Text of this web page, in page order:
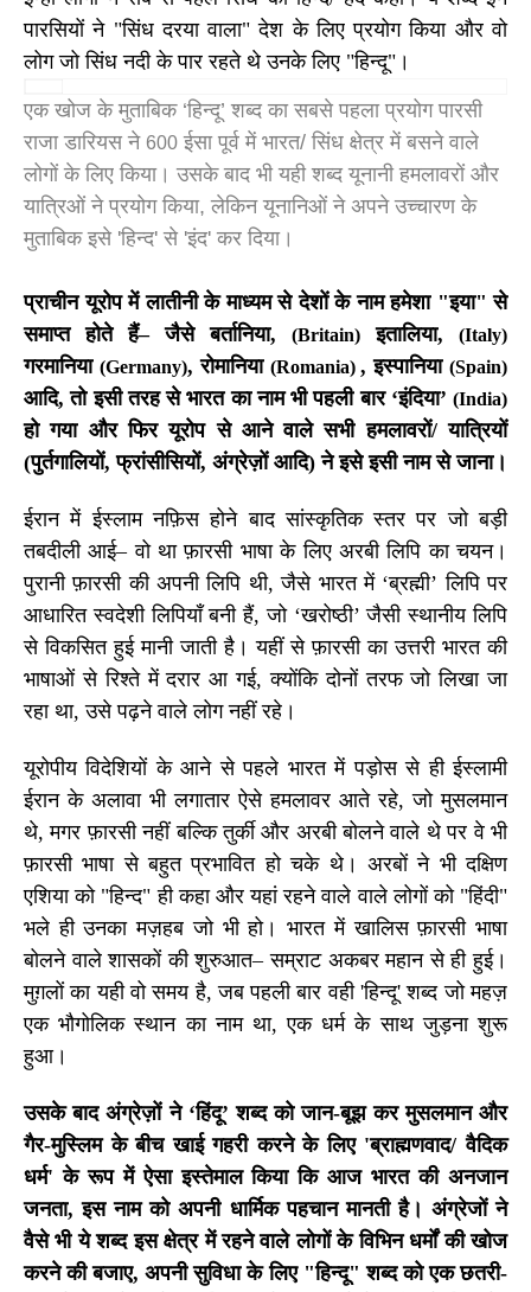
पारसियों ने "सिंध दरया वाला" देश के लिए प्रयोग किया और वो
लोग जो सिंध नदी के पार रहते थे उनके लिए "हिन्दू"।
एक खोज के मुताबिक ‘हिन्दू’ शब्द का सबसे पहला प्रयोग पारसी
राजा डारियस ने 600 ईसा पूर्व में भारत/ सिंध क्षेत्र में बसने वाले
लोगों के लिए किया। उसके बाद भी यही शब्द यूनानी हमलावरों और
यात्रिओं ने प्रयोग किया, लेकिन यूनानिओं ने अपने उच्चारण के
मुताबिक इसे 'हिन्द'से 'इंद'कर दिया।
प्राचीन यूरोप में लातीनी के माध्यम से देशों के नाम हमेशा "इया" से
समाप्त होते हैं– जैसे बर्तानिया, (Britain) इतालिया, (Italy)
गरमानिया (Germany),रोमानिया (Romania) ,इस्पानिया(Spain)
आदि, तो इसी तरह से भारत का नाम भी पहली बार ‘इंदिया’ (India)
हो गया और फिर यूरोप से आने वाले सभी हमलावरों/ यात्रियों
(पुर्तगालियों,फ्रांसीसियों, अंग्रेज़ों आदि) ने इसे इसी नाम से जाना।
ईरान में ईस्लाम नफ़िस होने बाद सांस्कृतिक स्तर पर जो बड़ी
तबदीली आई– वो था फ़ारसी भाषा के लिए अरबी लिपि का चयन।
पुरानी फ़ारसी की अपनी लिपि थी, जैसे भारत में ‘ब्रह्मी’ लिपि पर
आधारित स्वदेशी लिपियाँ बनी हैं,जो ‘खरोष्ठी’ जैसी स्थानीय लिपि
से विकसित हुई मानी जाती है। यहीं से फ़ारसी का उत्तरी भारत की
भाषाओं से रिश्ते में दरार आ गई, क्योंकि दोनों तरफ जो लिखा जा
रहा था, उसे पढ़ने वाले लोग नहीं रहे।
यूरोपीय विदेशियों के आने से पहले भारत में पड़ोस से ही ईस्लामी
ईरान के अलावा भी लगातार ऐसे हमलावर आते रहे, जो मुसलमान
थे, मगर फ़ारसी नहीं बल्कि तुर्की और अरबी बोलने वाले थे पर वे भी
फ़ारसी भाषा से बहुत प्रभावित हो चके थे। अरबों ने भी दक्षिण
एशिया को "हिन्द" ही कहा और यहां रहने वाले वाले लोगों को "हिंदी"
भले ही उनका मज़हब जो भी हो। भारत में खालिस फ़ारसी भाषा
बोलने वाले शासकों की शुरुआत– सम्राट अकबर महान से ही हुई।
मुग़लों का यही वो समय है, जब पहली बार वही'हिन्दू'शब्द जो महज़
एक भौगोलिक स्थान का नाम था, एक धर्म के साथ जुड़ना शुरू
हुआ।
उसके बाद अंग्रेज़ों ने ‘हिंदू’शब्द को जान-बूझ कर मुसलमान और
गैर-मुस्लिम के बीच खाई गहरी करने के लिए 'ब्राह्मणवाद/ वैदिक
धर्म'के रूप में ऐसा इस्तेमाल किया कि आज भारत की अनजान
जनता, इस नाम को अपनी धार्मिक पहचान मानती है। अंग्रेजों ने
वैसे भी ये शब्द इस क्षेत्र में रहने वाले लोगों के विभिन धर्मों की खोज
करने की बजाए, अपनी सुविधा के लिए "हिन्दू" शब्द को एक छतरी-